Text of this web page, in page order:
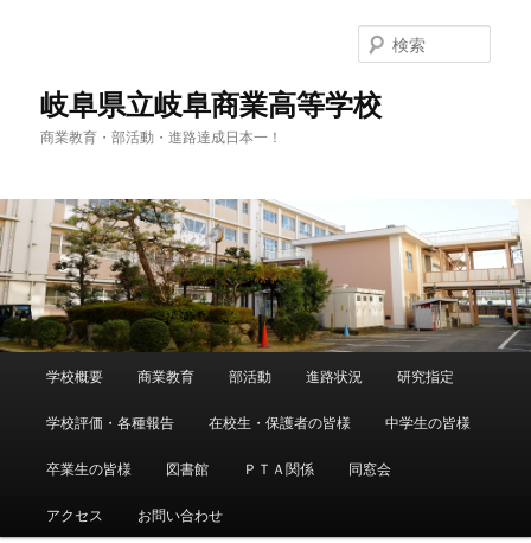
岐阜県立岐阜商業高等学校
商業教育・部活動・進路達成日本一！
索
メ
イ
ン
コ
サ
ブ
コ
ン
学校概要 商業教育 部活動 進路状況 研究指定
学校評価・各種報告 在校生・保護者の皆様 中学生の皆様
卒業生の皆様 図書館 ＰＴＡ関係 同窓会
アクセス お問い合わせ